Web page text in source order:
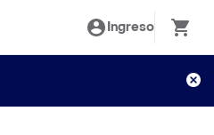
Ingreso